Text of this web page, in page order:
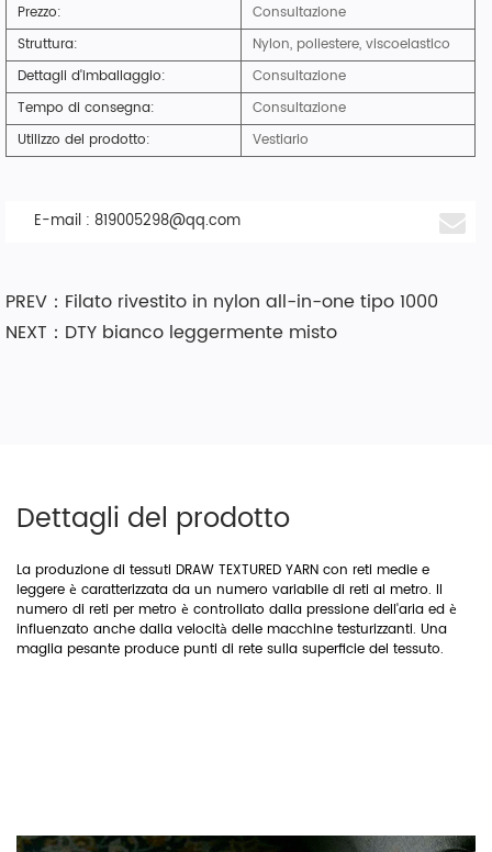
Prezzo:
Consultazione
Struttura:
Nylon, poliestere, viscoelastico
Dettagli d'imballaggio:
Consultazione
Tempo di consegna:
Consultazione
Utilizzo del prodotto:
Vestiario
E-mail : 819005298@qq.com
PREV：Filato rivestito in nylon all-in-one tipo 1000
NEXT：DTY bianco leggermente misto
Dettagli del prodotto
La produzione di tessuti DRAW TEXTURED YARN con reti medie e
leggere è caratterizzata da un numero variabile di reti al metro. Il
numero di reti per metro è controllato dalla pressione dell'aria ed è
influenzato anche dalla velocità delle macchine testurizzanti. Una
maglia pesante produce punti di rete sulla superficie del tessuto.